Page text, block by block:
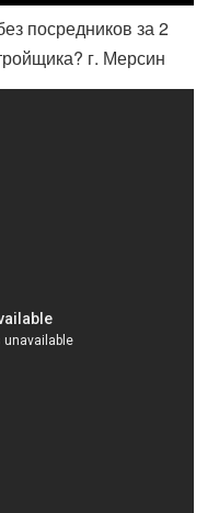
посредников за 2
г. Мерсин